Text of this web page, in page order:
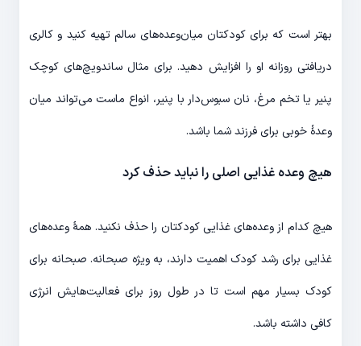
بهتر است که برای کودکتان میان‌وعده‌های سالم تهیه کنید و کالری
دریافتی روزانه او را افزایش دهید. برای مثال ساندویچ‌های کوچک
پنیر یا تخم مرغ، نان سبوس‌دار با پنیر، انواع ماست می‌تواند میان
وعدۀ خوبی برای فرزند شما باشد.
هیچ وعده غذایی اصلی را نباید حذف کرد
هیچ کدام از وعده‌های غذایی کودکتان را حذف نکنید. همۀ وعده‌های
غذایی برای رشد کودک اهمیت دارند، به ویژه صبحانه. صبحانه برای
کودک بسیار مهم است تا در طول روز برای فعالیت‌هایش انرژی
کافی داشته باشد.